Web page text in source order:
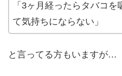
「3ヶ月経ったらタバコを
て気持ちにならない」
と言ってる方もいますが…